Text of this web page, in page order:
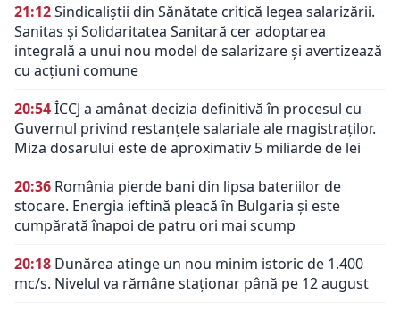
21:12Sindicaliștii din Sănătate critică legea salarizării.
Sanitas și Solidaritatea Sanitară cer adoptarea
integrală a unui nou model de salarizare și avertizează
cu acțiuni comune
20:54ÎCCJ a amânat decizia definitivă în procesul cu
Guvernul privind restanțele salariale ale magistraților.
Miza dosarului este de aproximativ 5 miliarde de lei
20:36 România pierde bani din lipsa bateriilor de
stocare. Energia ieftină pleacă în Bulgaria și este
cumpărată înapoi de patru ori mai scump
20:18 Dunărea atinge un nou minim istoric de 1.400
mc/s. Nivelul va rămâne staționar până pe 12 august